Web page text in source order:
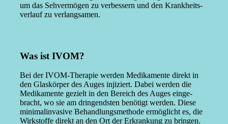
um das Sehver­mögen zu verbessern und den Krank­heits­
verlauf zu verlang­samen.
Was ist IVOM?
Bei der IVOM-Therapie werden Medika­mente direkt in
den Glaskörper des Auges injiziert. Dabei werden die
Medika­mente gezielt in den Bereich des Auges einge­
bracht, wo sie am dringendsten benötigt werden. Diese
minimal­in­vasive Behand­lungs­me­thode ermög­licht es, die
Wirkstoffe direkt an den Ort der Erkrankung zu bringen.